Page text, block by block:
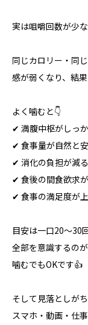
実は咀嚼回数が少
同じカロリー・同
感が弱くなり、結
よく噛むと👇
✔ 満腹中枢がしっ
✔ 食事量が自然と
✔ 消化の負担が減る
✔ 食後の間食欲求
✔ 食事の満足度が
目安は一口20〜30回
全部を意識するの
噛むでもOKです👍
そして見落としが
スマホ・動画・仕